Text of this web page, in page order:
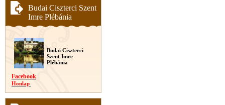
Budai Ciszterci Szent
Imre Plébánia
Budai Ciszterci
Szent Imre
Plébánia
Facebook
Honlap